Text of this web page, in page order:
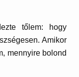
tőlem: hogy
Amikor
mennyire bolond